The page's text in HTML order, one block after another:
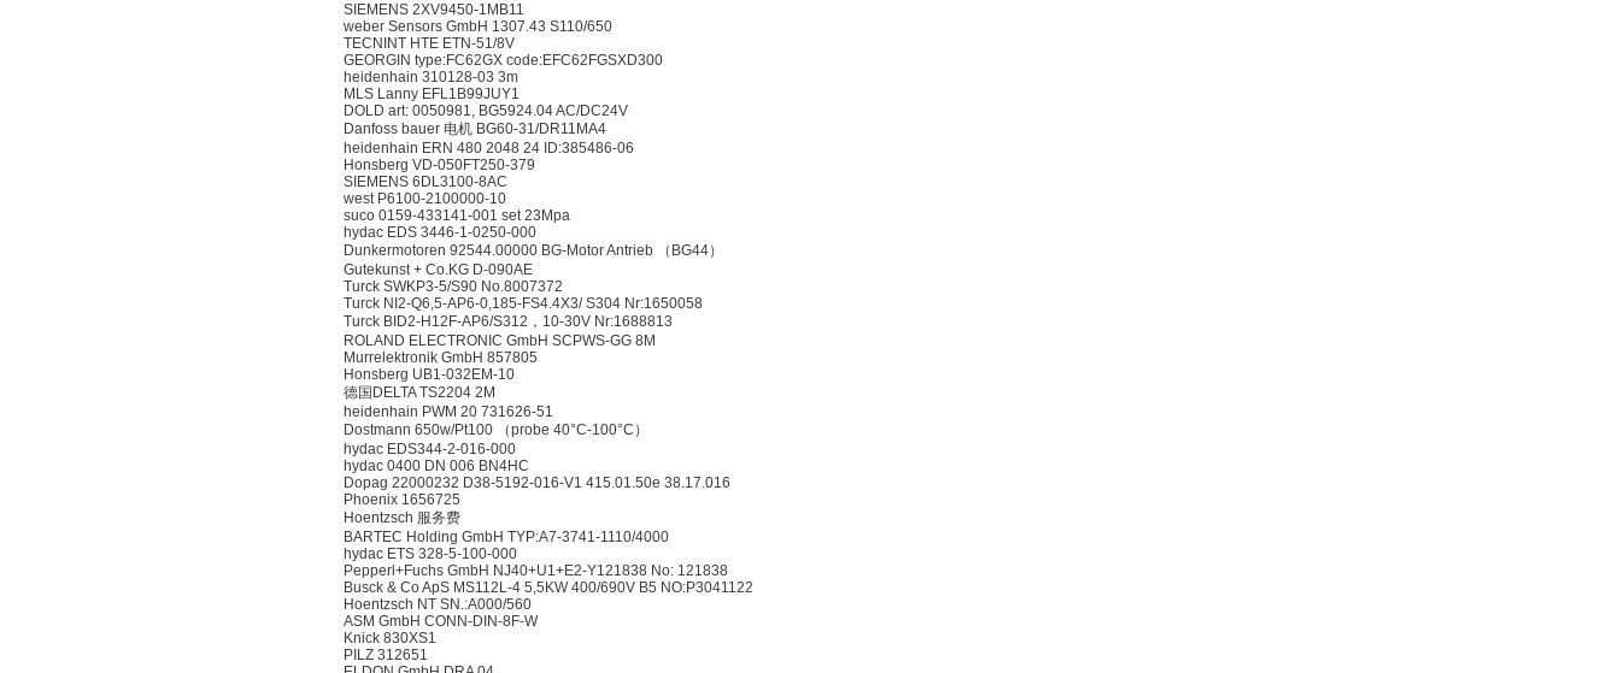
SIEMENS 2XV9450-1MB11
weber Sensors GmbH 1307.43 S110/650
TECNINT HTE ETN-51/8V
GEORGIN type:FC62GX code:EFC62FGSXD300
heidenhain 310128-03 3m
MLS Lanny EFL1B99JUY1
DOLD art: 0050981, BG5924.04 AC/DC24V
Danfoss bauer 电机 BG60-31/DR11MA4
heidenhain ERN 480 2048 24 ID:385486-06
Honsberg VD-050FT250-379
SIEMENS 6DL3100-8AC
west P6100-2100000-10
suco 0159-433141-001 set 23Mpa
hydac EDS 3446-1-0250-000
Dunkermotoren 92544.00000 BG-Motor Antrieb （BG44）
Gutekunst + Co.KG D-090AE
Turck SWKP3-5/S90 No.8007372
Turck NI2-Q6,5-AP6-0,185-FS4.4X3/ S304 Nr:1650058
Turck BID2-H12F-AP6/S312，10-30V Nr:1688813
ROLAND ELECTRONIC GmbH SCPWS-GG 8M
Murrelektronik GmbH 857805
Honsberg UB1-032EM-10
德国DELTA TS2204 2M
heidenhain PWM 20 731626-51
Dostmann 650w/Pt100 （probe 40°C-100°C）
hydac EDS344-2-016-000
hydac 0400 DN 006 BN4HC
Dopag 22000232 D38-5192-016-V1 415.01.50e 38.17.016
Phoenix 1656725
Hoentzsch 服务费
BARTEC Holding GmbH TYP:A7-3741-1110/4000
hydac ETS 328-5-100-000
Pepperl+Fuchs GmbH NJ40+U1+E2-Y121838 No: 121838
Busck & Co ApS MS112L-4 5,5KW 400/690V B5 NO:P3041122
Hoentzsch NT SN.:A000/560
ASM GmbH CONN-DIN-8F-W
Knick 830XS1
PILZ 312651